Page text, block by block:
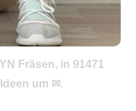
Fräsen, in 91471
um ✉.